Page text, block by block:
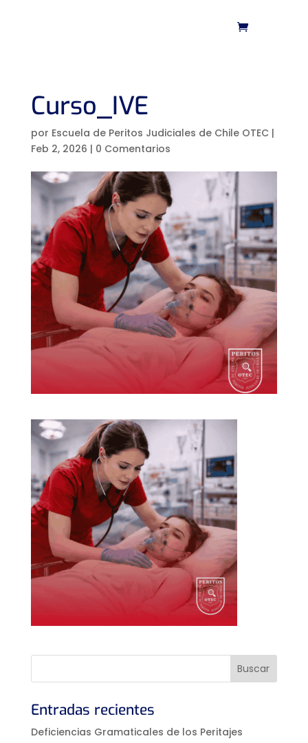
Curso_IVE
por Escuela de Peritos Judiciales de Chile OTEC|
Feb 2, 2026 | 0 Comentarios
Entradas recientes
Deficiencias Gramaticales de los Peritajes